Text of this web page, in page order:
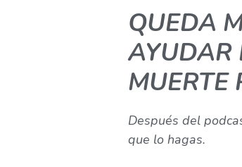
QUEDA
AYUDAR
MUERTE
Después del
que lo hagas.